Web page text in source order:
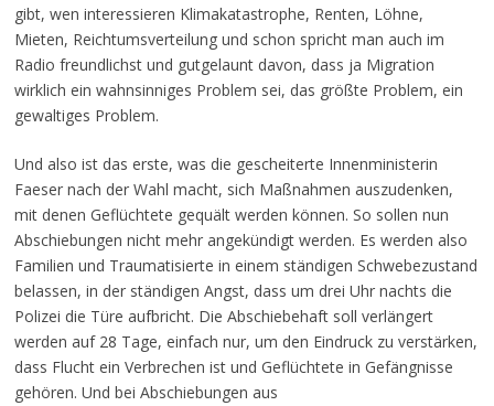
gibt, wen interessieren Klimakatastrophe, Renten, Löhne,
Mieten, Reichtumsverteilung und schon spricht man auch im
Radio freundlichst und gutgelaunt davon, dass ja Migration
wirklich ein wahnsinniges Problem sei, das größte Problem, ein
gewaltiges Problem.
Und also ist das erste, was die gescheiterte Innenministerin
Faeser nach der Wahl macht, sich Maßnahmen auszudenken,
mit denen Geflüchtete gequält werden können. So sollen nun
Abschiebungen nicht mehr angekündigt werden. Es werden also
Familien und Traumatisierte in einem ständigen Schwebezustand
belassen, in der ständigen Angst, dass um drei Uhr nachts die
Polizei die Türe aufbricht. Die Abschiebehaft soll verlängert
werden auf 28 Tage, einfach nur, um den Eindruck zu verstärken,
dass Flucht ein Verbrechen ist und Geflüchtete in Gefängnisse
gehören. Und bei Abschiebungen aus